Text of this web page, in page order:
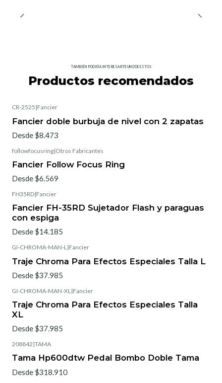
TAMBIÉN PODRÍA INTERESARTE UNO DE ESTOS
Productos recomendados
CR-2525 |Fancier
Fancier doble burbuja de nivel con 2 zapatas
Desde $8.473
followfocusring|Otros Fabricantes
Fancier Follow Focus Ring
Desde $6.569
FH35RD|Fancier
Fancier FH-35RD Sujetador Flash y paraguas
con espiga
Desde $14.185
GI-CHROMA-MAN-L|Fancier
Traje Chroma Para Efectos Especiales Talla L
Desde $37.985
GI-CHROMA-MAN-XL |Fancier
Traje Chroma Para Efectos Especiales Talla
XL
Desde $37.985
208842 |TAMA
Tama Hp600dtw Pedal Bombo Doble Tama
Desde $318.910